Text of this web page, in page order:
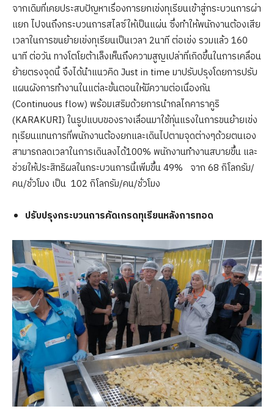
จากเดิมที่เคยประสบปัญหาเรื่องการยกเข่งทุเรียนเข้าสู่กระบวนการผ่า
แยก ไปจนถึงกระบวนการสไลซ์ให้เป็นแผ่น ซึ่งทำให้พนักงานต้องเสีย
เวลาในการขนย้ายเข่งทุเรียนเป็นเวลา 2นาที ต่อเข่ง รวมแล้ว 160
นาที ต่อวัน ทางโตโยต้าเล็งเห็นถึงความสูญเปล่าที่เกิดขึ้นในการเคลื่อน
ย้ายตรงจุดนี้ จึงได้นำแนวคิด Just in time มาปรับปรุงโดยการปรับ
แผนผังการทำงานในแต่ละขั้นตอนให้มีความต่อเนื่องกัน
(Continuous flow) พร้อมเสริมด้วยการนำกลไกคาราคูริ
(KARAKURI) ในรูปแบบของรางเลื่อนมาใช้ทุ่นแรงในการขนย้ายเข่ง
ทุเรียนแทนการที่พนักงานต้องยกและเดินไปตามจุดต่างๆด้วยตนเอง
สามารถลดเวลาในการเดินลงได้100% พนักงานทำงานสบายขึ้น และ
ช่วยให้ประสิทธิผลในกระบวนการนี้เพิ่มขึ้น 49% จาก 68 กิโลกรัม/
คน/ชั่วโมง เป็น 102 กิโลกรัม/คน/ชั่วโมง
ปรับปรุงกระบวนการคัดเกรดทุเรียนหลังการทอด